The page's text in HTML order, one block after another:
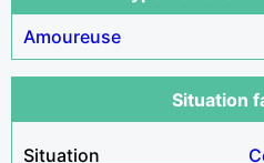
Amoureuse
Situation
Situation